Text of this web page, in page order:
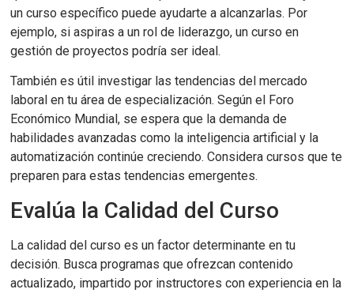
un curso específico puede ayudarte a alcanzarlas. Por
ejemplo, si aspiras a un rol de liderazgo, un curso en
gestión de proyectos podría ser ideal.
También es útil investigar las tendencias del mercado
laboral en tu área de especialización. Según el Foro
Económico Mundial, se espera que la demanda de
habilidades avanzadas como la inteligencia artificial y la
automatización continúe creciendo. Considera cursos que te
preparen para estas tendencias emergentes.
Evalúa la Calidad del Curso
La calidad del curso es un factor determinante en tu
decisión. Busca programas que ofrezcan contenido
actualizado, impartido por instructores con experiencia en la